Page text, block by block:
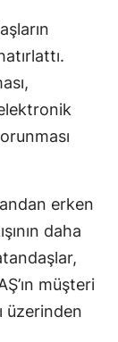
erken
daha
müşteri
üzerinden